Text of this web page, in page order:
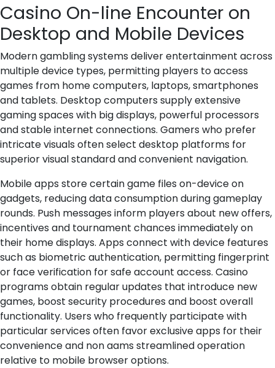
сказывается
на
работу
Casino On-line Encounter on
Desktop and Mobile Devices
Modern gambling systems deliver entertainment across
multiple device types, permitting players to access
games from home computers, laptops, smartphones
and tablets. Desktop computers supply extensive
gaming spaces with big displays, powerful processors
and stable internet connections. Gamers who prefer
intricate visuals often select desktop platforms for
superior visual standard and convenient navigation.
Mobile apps store certain game files on-device on
gadgets, reducing data consumption during gameplay
rounds. Push messages inform players about new offers,
incentives and tournament chances immediately on
their home displays. Apps connect with device features
such as biometric authentication, permitting fingerprint
or face verification for safe account access. Casino
programs obtain regular updates that introduce new
games, boost security procedures and boost overall
functionality. Users who frequently participate with
particular services often favor exclusive apps for their
convenience and non aams streamlined operation
relative to mobile browser options.